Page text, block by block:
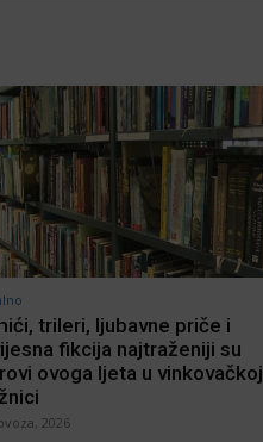
trileri, ljubavne priče i
fikcija najtraženiji su
ovoga ljeta u vinkovačkoj
2026